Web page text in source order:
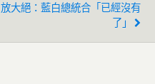
放大絕：藍白總統合「已經沒有
了」